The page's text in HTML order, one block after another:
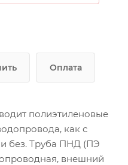
Оплата
полиэтиленовые
как с
без. Труба ПНД (ПЭ
внешний